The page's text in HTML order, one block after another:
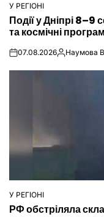
ОПУБЛІКУВАТИ
У РЕГІОНІ
Події у Дніпрі
та космічні
on07.08.2026 Наумова
ОПУБЛІКУВАТИ
У
У РЕГІОНІ
РФ обстріляла